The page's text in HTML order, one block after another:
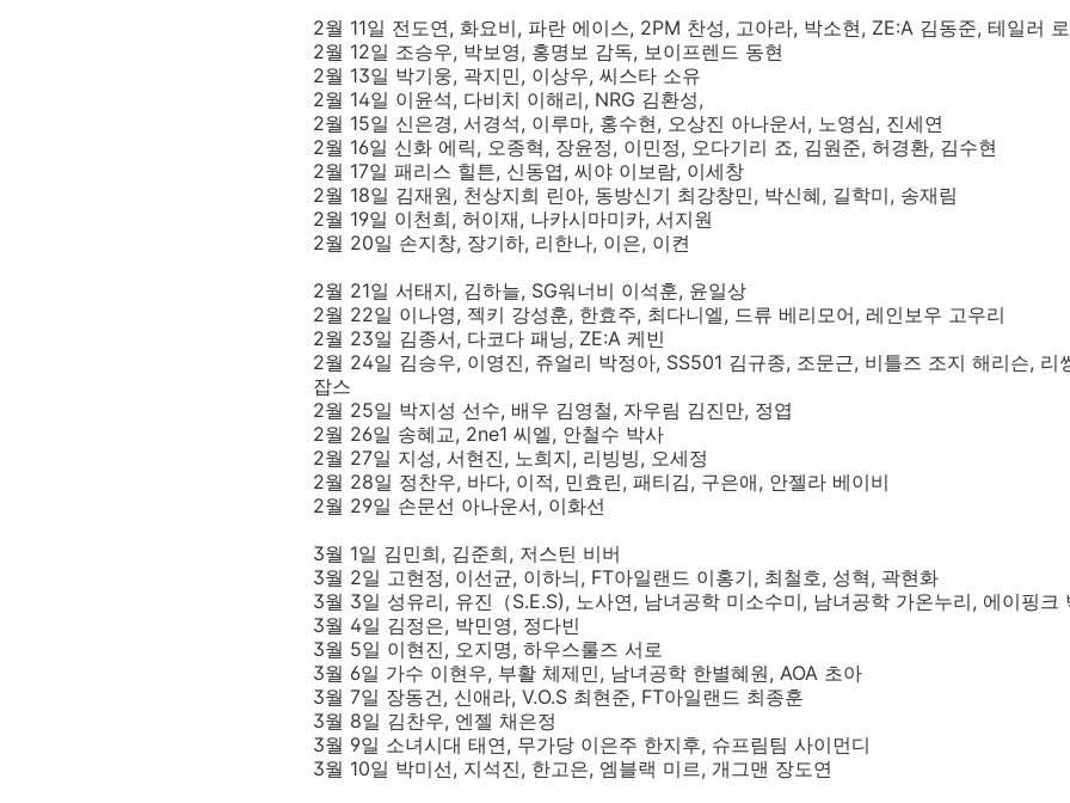
2월 11일 전도연, 화요비, 파란 에이스, 2PM 찬성, 고아라, 박소현, ZE:A 김동준, 테일러
2월 12일 조승우, 박보영, 홍명보 감독, 보이프렌드 동현
2월 13일 박기웅, 곽지민, 이상우, 씨스타 소유
2월 14일 이윤석, 다비치 이해리, NRG 김환성,
2월 15일 신은경, 서경석, 이루마, 홍수현, 오상진 아나운서, 노영심, 진세연
2월 16일 신화 에릭, 오종혁, 장윤정, 이민정, 오다기리 죠, 김원준, 허경환, 김수현
2월 17일 패리스 힐튼, 신동엽, 씨야 이보람, 이세창
2월 18일 김재원, 천상지희 린아, 동방신기 최강창민, 박신혜, 길학미, 송재림
2월 19일 이천희, 허이재, 나카시마미카, 서지원
2월 20일 손지창, 장기하, 리한나, 이은, 이켠
2월 21일 서태지, 김하늘, SG워너비 이석훈, 윤일상
2월 22일 이나영, 젝키 강성훈, 한효주, 최다니엘, 드류 베리모어, 레인보우 고우리
2월 23일 김종서, 다코다 패닝, ZE:A 케빈
2월 24일 김승우, 이영진, 쥬얼리 박정아, SS501 김규종, 조문근, 비틀즈 조지 해리슨, 리
잡스
2월 25일 박지성 선수, 배우 김영철, 자우림 김진만, 정엽
2월 26일 송혜교, 2ne1 씨엘, 안철수 박사
2월 27일 지성, 서현진, 노희지, 리빙빙, 오세정
2월 28일 정찬우, 바다, 이적, 민효린, 패티김, 구은애, 안젤라 베이비
2월 29일 손문선 아나운서, 이화선
3월 1일 김민희, 김준희, 저스틴 비버
3월 2일 고현정, 이선균, 이하늬, FT아일랜드 이홍기, 최철호, 성혁, 곽현화
3월 3일 성유리, 유진（S.E.S), 노사연, 남녀공학 미소수미, 남녀공학 가온누리, 에이핑크
3월 4일 김정은, 박민영, 정다빈
3월 5일 이현진, 오지명, 하우스룰즈 서로
3월 6일 가수 이현우, 부활 체제민, 남녀공학 한별혜원, AOA 초아
3월 7일 장동건, 신애라, V.O.S 최현준, FT아일랜드 최종훈
3월 8일 김찬우, 엔젤 채은정
3월 9일 소녀시대 태연, 무가당 이은주 한지후, 슈프림팀 사이먼디
3월 10일 박미선, 지석진, 한고은, 엠블랙 미르, 개그맨 장도연